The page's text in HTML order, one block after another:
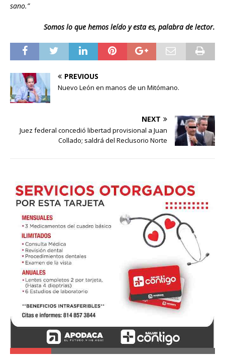
sano.”
Somos lo que hemos leído y esta es, palabra de lector.
PREVIOUS
Nuevo León en manos de un Mitómano.
NEXT
Juez federal concedió libertad provisional a Juan
Collado; saldrá del Reclusorio Norte